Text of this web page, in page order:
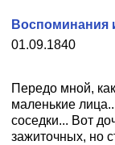
01.09.1840
Воспоминания
Передо мной,
маленькие
соседки... Вот
зажиточных, но